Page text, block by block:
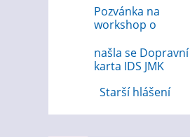
internetu
Pozvánka na
workshop o
internetu 12.8.2026
našla se Dopravní
karta IDS JMK
Starší hlášení